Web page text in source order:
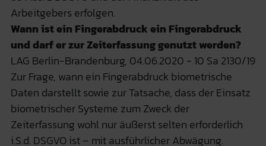
Arbeitgebers erfolgen.
Wann ist ein Fingerabdruck ein Fingerabdruck
und darf er zur Zeiterfassung genutzt werden?
LAG Berlin-Brandenburg, 04.06.2020 - 10 Sa 2130/19
Zur Frage, wann ein Fingerabdruck biometrische
Daten darstellt sowie zur Tatsache, dass der Einsatz
biometrischer Systeme zum Zweck der
Zeiterfassung wohl nur äußerst selten erforderlich
i.S.d. DSGVO ist – mit ausführlicher Abwägung.